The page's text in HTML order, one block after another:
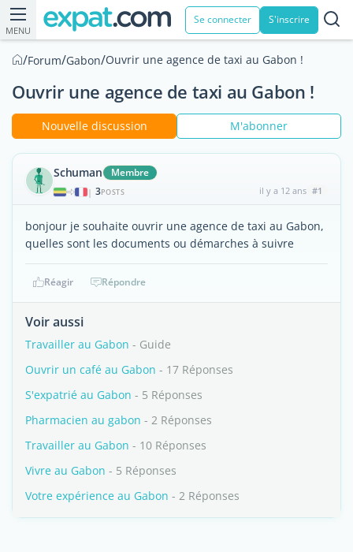
MENU
Se connecter S'inscrire
/Forum/Gabon/Ouvrir une agence de taxi au Gabon !
Ouvrir une agence de taxi au Gabon !
Nouvelle discussion M'abonner
Schuman Membre
| 3POSTS il y a 12 ans #1
bonjour je souhaite ouvrir une agence de taxi au Gabon,
quelles sont les documents ou démarches à suivre
Réagir Répondre
Voir aussi
Travailler au Gabon - Guide
Ouvrir un café au Gabon - 17 Réponses
S'expatrié au Gabon - 5 Réponses
Pharmacien au gabon - 2 Réponses
Travailler au Gabon - 10 Réponses
Vivre au Gabon - 5 Réponses
Votre expérience au Gabon - 2 Réponses